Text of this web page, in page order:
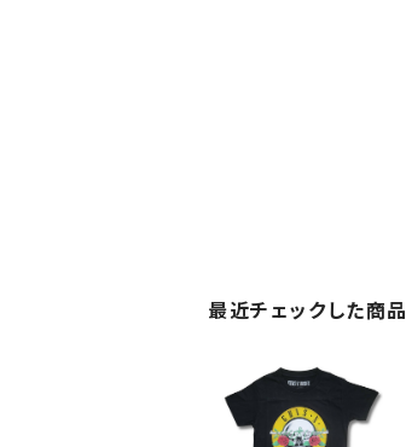
最近チェックした商品